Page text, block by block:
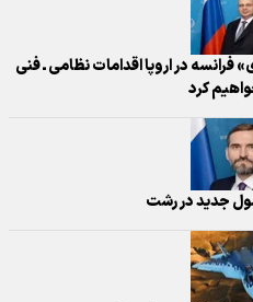
در اروپا اقدامات نظامی ـ فنی
کرد
جدید در رشت